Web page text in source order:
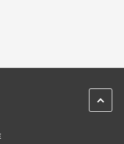
kartě
na nové kartě
ZPĚT